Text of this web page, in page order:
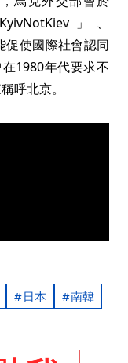
」、
促使國際社會認同
1980年代要求不
呼北京。
日本 南韓